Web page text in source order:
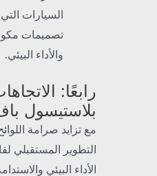
السيارات
تصميمات
والأداء البيئي.
رابعًا:
بلاستيسول
مع تزايد صرامة
الأداء البيئي